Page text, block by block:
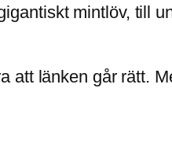
mintlöv, till
att länken går rätt.